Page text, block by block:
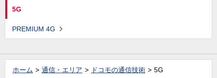
5G
PREMIUM 4G
ホーム 通信・エリア ドコモの通信技術 5G